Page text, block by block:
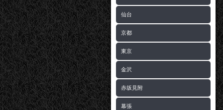
仙台
京都
東京
金沢
赤坂見附
幕張